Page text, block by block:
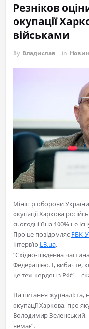
Резніков
окупації
військами
By Владислав in
Міністр оборони України
окупації Харкова
сьогодні її на 100% не
Про це повідомляє РБК-
інтерв’ю LB.ua.
“Східно-південна
Федерацією. І, вибачте,
це теж кордон з РФ”, –
На питання журналіста,
окупації Харкова, про
Володимир Зеленський,
немає”.